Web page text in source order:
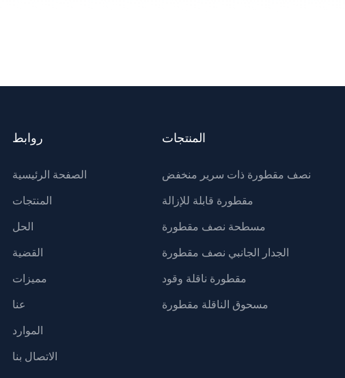
روابط
الصفحة الرئيسية
المنتجات
الحل
القضية
مميزات
عنا
الموارد
الاتصال بنا
المنتجات
نصف مقطورة ذات سرير منخفض
مقطورة قابلة للإزالة
مسطحة نصف مقطورة
الجدار الجانبي نصف مقطورة
مقطورة ناقلة وقود
مسحوق الناقلة مقطورة